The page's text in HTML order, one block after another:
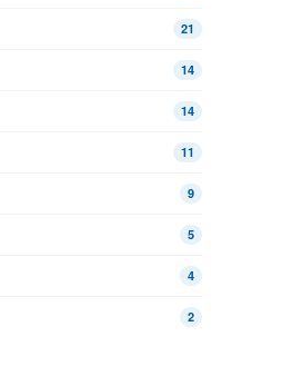
21
14
14
11
9
5
4
2